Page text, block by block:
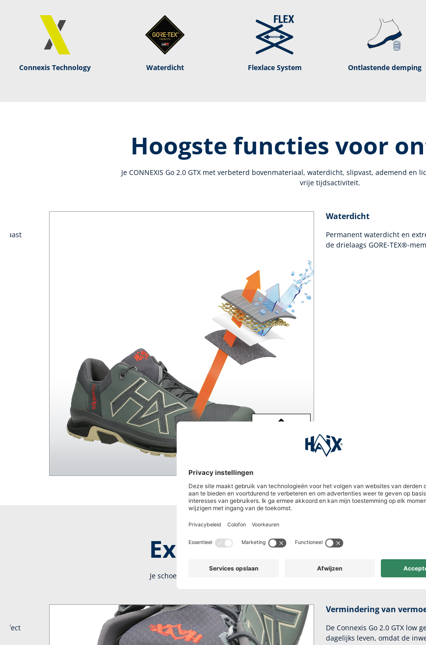
Connexis Technology Waterdicht Flexlace System Ontlastende demping
Hoogste functies voor
Je CONNEXIS Go 2.0 GTX met verbeterd bovenmateriaal, waterdicht, slipvast, ademend en
vrije tijdsactiviteit.
Waterdicht
Permanent waterdicht en
de drielaags GORE-TEX®-
Extra comfort voor de
Je schoen geeft de energie van je stappen terug en zorgt voor merkbaar meer
Vermindering van
De Connexis Go 2.0 GTX
dagelijks leven, omdat de